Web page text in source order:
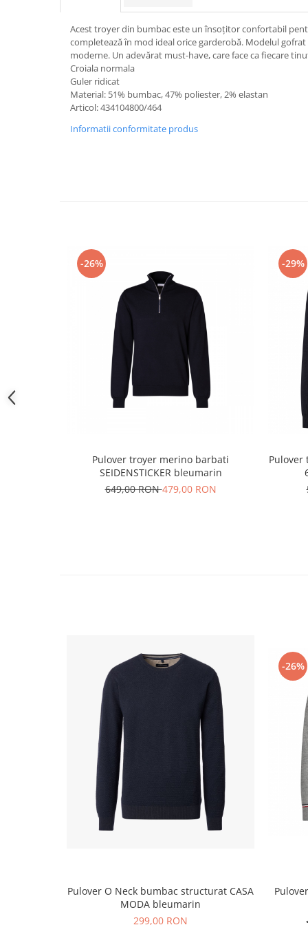
Acest troyer din bumbac este un însoțitor confortabil
completează în mod ideal orice garderobă. Modelul
moderne. Un adevărat must-have, care face ca fiecare
Croiala normala
Guler ridicat
Material: 51% bumbac, 47% poliester, 2% elastan
Articol: 434104800/464
Informatii conformitate produs
-26%
Pulover troyer merino barbati
SEIDENSTICKER bleumarin
649,00 RON479,00 RON
-29%
Pulover
Pulover O Neck bumbac structurat CASA
MODA bleumarin
299,00 RON
-26%